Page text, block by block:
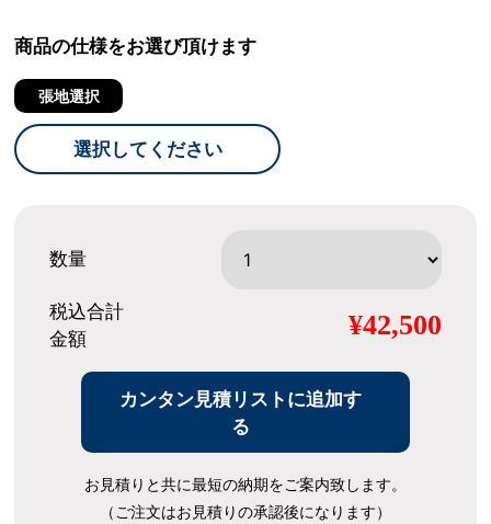
商品の仕様をお選び頂けます
張地選択
選択してください
数量
税込合計
金額
¥42,500
カンタン見積リストに追加す
る
お見積りと共に最短の納期をご案内致します。
（ご注文はお見積りの承認後になります）